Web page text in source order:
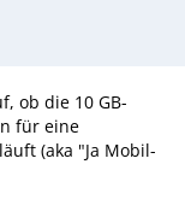
ob die 10 GB-
für eine
(aka "Ja Mobil-